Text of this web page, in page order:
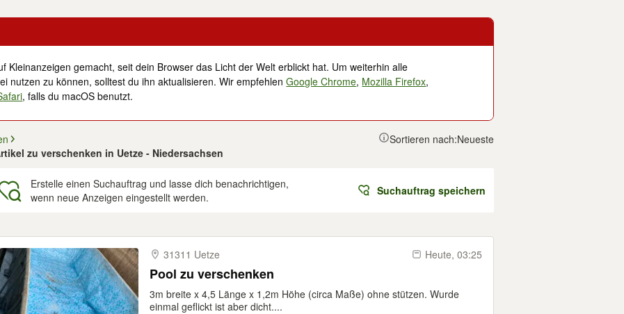
Kleinanzeigen gemacht, seit dein Browser das Licht der Welt erblickt hat. Um weiterhin alle
nutzen zu können, solltest du ihn aktualisieren. Wir empfehlenGoogle Chrome, Mozilla Firefox,
, falls du macOS benutzt.
zu verschenken in Uetze - Niedersachsen
Sortieren nach:Neueste
Erstelle einen Suchauftrag und lasse dich benachrichtigen,
wenn neue Anzeigen eingestellt werden.
Suchauftrag speichern
31311 Uetze Heute, 03:25
Pool zu verschenken
3m breite x 4,5 Länge x 1,2m Höhe (circa Maße) ohne stützen. Wurde
einmal geflickt ist aber dicht....